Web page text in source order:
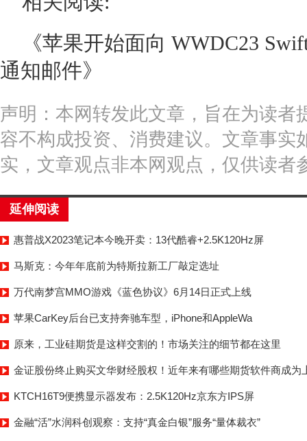
《苹果开始面向 WWDC23
通知邮件》
声明：本网转发此文章，旨在为读者
容不构成投资、消费建议。文章事实
实，文章观点非本网观点，仅供读者
延伸阅读
惠普战X2023笔记本今晚开卖：13代酷睿+2.5K120Hz屏
马斯克：今年年底前为特斯拉新工厂敲定选址
万代南梦宫MMO游戏《蓝色协议》6月14日正式上线
苹果CarKey后台已支持奔驰车型，iPhone和AppleWa
原来，工业硅期货是这样交割的！市场关注的细节都在这里
金证股份终止购买文华财经股权！近年来有哪些期货软件商成为
KTCH16T9便携显示器发布：2.5K120Hz京东方IPS屏
金融“活”水润科创观察：支持“真金白银”服务“量体裁衣”